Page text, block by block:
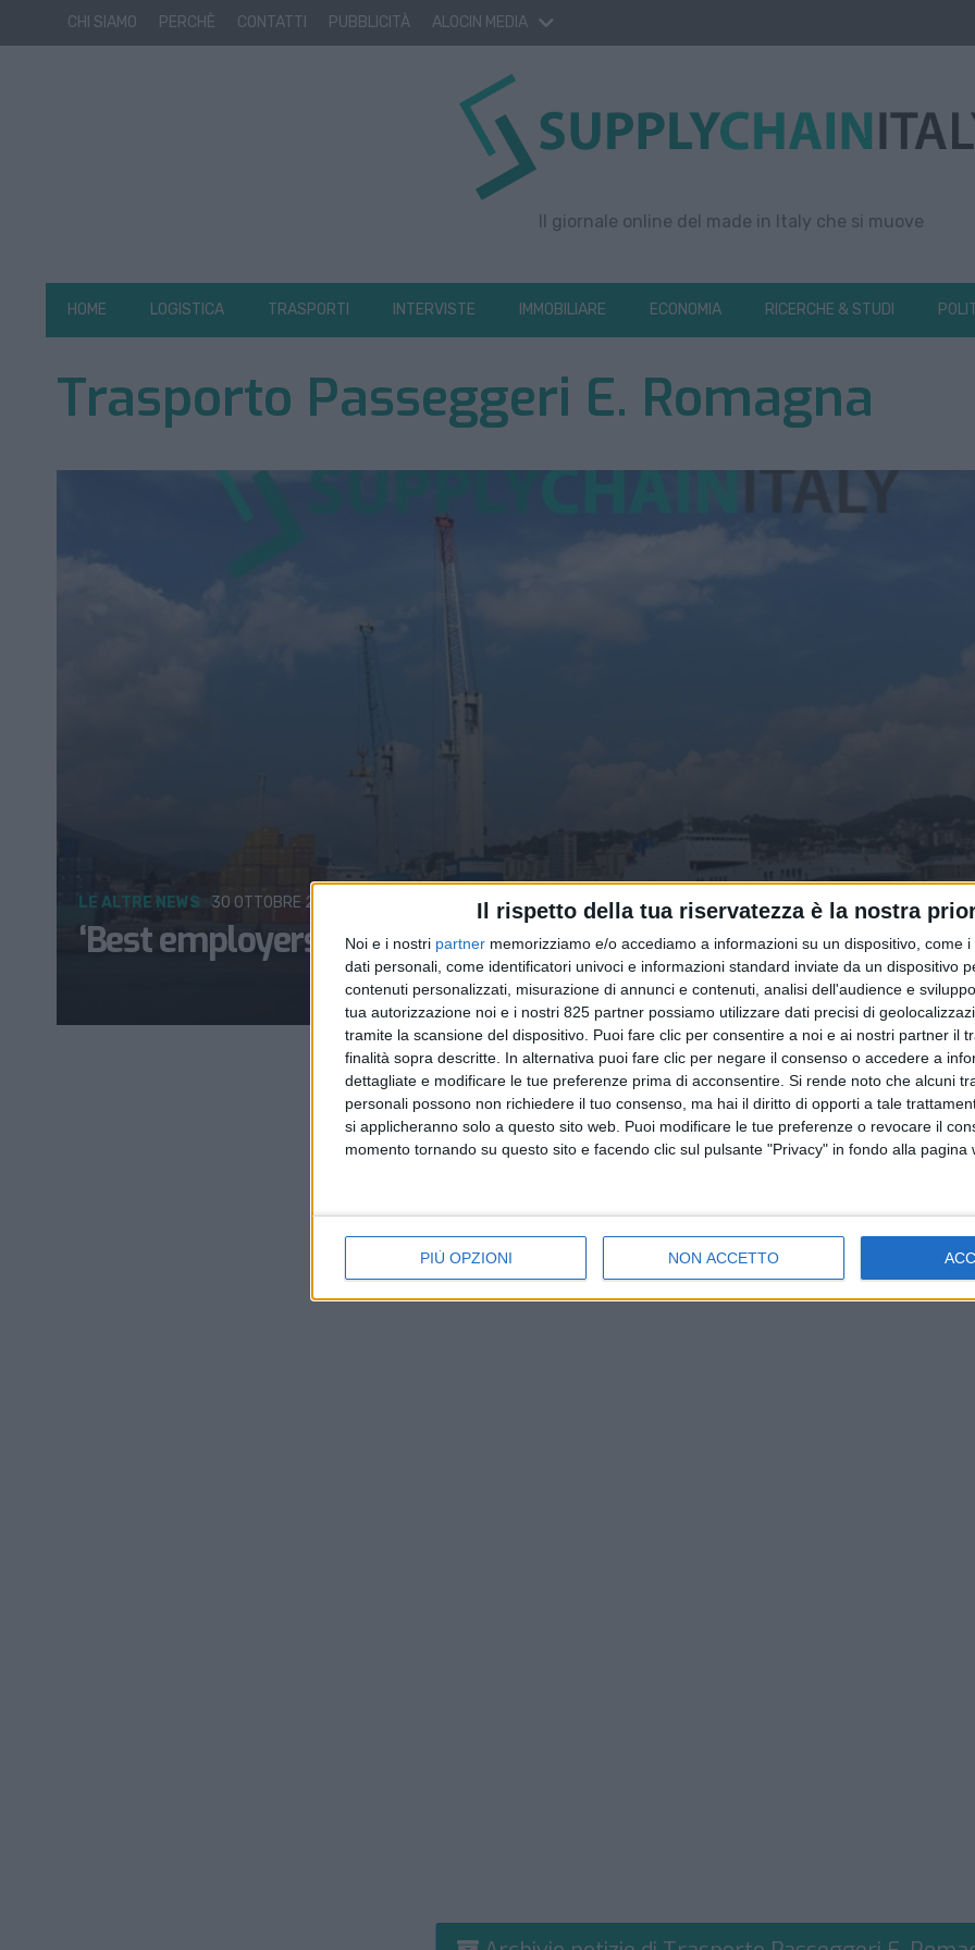
Il rispetto della tua riservatezza è la nostra
Noi e i nostri partner memorizziamo e/o accediamo a informazioni su un dispositivo, come
dati personali, come identificatori univoci e informazioni standard inviate da un dispositivo
contenuti personalizzati, misurazione di annunci e contenuti, analisi dell'audience e
tua autorizzazione noi e i nostri 825 partner possiamo utilizzare dati precisi di
tramite la scansione del dispositivo. Puoi fare clic per consentire a noi e ai nostri partner il
finalità sopra descritte. In alternativa puoi fare clic per negare il consenso o accedere a
dettagliate e modificare le tue preferenze prima di acconsentire. Si rende noto che alcuni
personali possono non richiedere il tuo consenso, ma hai il diritto di opporti a tale
si applicheranno solo a questo sito web. Puoi modificare le tue preferenze o revocare il
momento tornando su questo sito e facendo clic sul pulsante "Privacy" in fondo alla pagina
PIÙ OPZIONI NON ACCETTO
CHI SIAMO PERCHÈ CONTATTI PUBBLICITÀ ALOCIN MEDIA
Il giornale online del made in Italy che si muove
HOME LOGISTICA TRASPORTI INTERVISTE IMMOBILIARE ECONOMIA RICERCHE & STUDI
Trasporto Passeggeri E. Romagna
‘Best employers’ in Italia: la classifica delle aziende di
LE ALTRE NEWS 30 OTTOBRE 2020